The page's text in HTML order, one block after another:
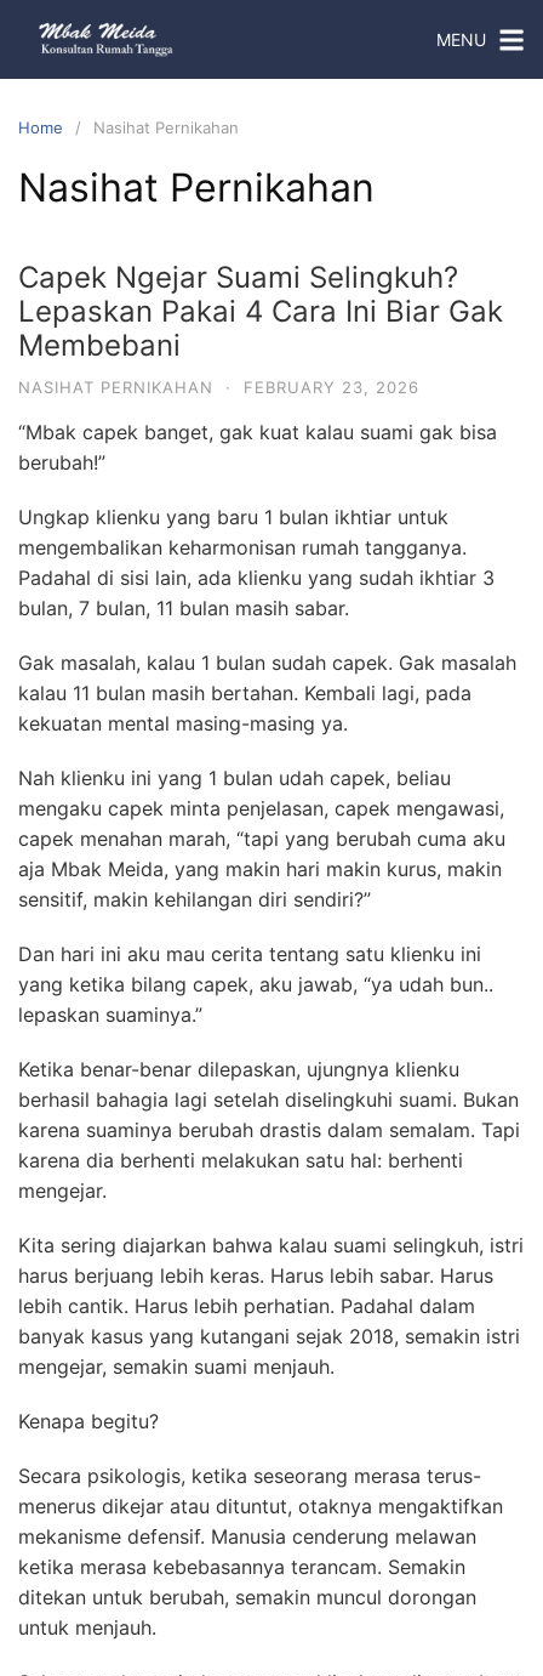
MENU
Home Nasihat Pernikahan
Nasihat Pernikahan
Capek Ngejar Suami Selingkuh?
Lepaskan Pakai 4 Cara Ini Biar Gak
Membebani
NASIHAT PERNIKAHAN · FEBRUARY 23, 2026
“Mbak capek banget, gak kuat kalau suami gak bisa
berubah!”
Ungkap klienku yang baru 1 bulan ikhtiar untuk
mengembalikan keharmonisan rumah tangganya.
Padahal di sisi lain, ada klienku yang sudah ikhtiar 3
bulan, 7 bulan, 11 bulan masih sabar.
Gak masalah, kalau 1 bulan sudah capek. Gak masalah
kalau 11 bulan masih bertahan. Kembali lagi, pada
kekuatan mental masing-masing ya.
Nah klienku ini yang 1 bulan udah capek, beliau
mengaku capek minta penjelasan, capek mengawasi,
capek menahan marah, “tapi yang berubah cuma aku
aja Mbak Meida, yang makin hari makin kurus, makin
sensitif, makin kehilangan diri sendiri?”
Dan hari ini aku mau cerita tentang satu klienku ini
yang ketika bilang capek, aku jawab, “ya udah bun..
lepaskan suaminya.”
Ketika benar-benar dilepaskan, ujungnya klienku
berhasil bahagia lagi setelah diselingkuhi suami. Bukan
karena suaminya berubah drastis dalam semalam. Tapi
karena dia berhenti melakukan satu hal: berhenti
mengejar.
Kita sering diajarkan bahwa kalau suami selingkuh, istri
harus berjuang lebih keras. Harus lebih sabar. Harus
lebih cantik. Harus lebih perhatian. Padahal dalam
banyak kasus yang kutangani sejak 2018, semakin istri
mengejar, semakin suami menjauh.
Kenapa begitu?
Secara psikologis, ketika seseorang merasa terus-
menerus dikejar atau dituntut, otaknya mengaktifkan
mekanisme defensif. Manusia cenderung melawan
ketika merasa kebebasannya terancam. Semakin
ditekan untuk berubah, semakin muncul dorongan
untuk menjauh.